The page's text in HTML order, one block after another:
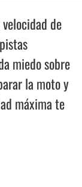
de
miedo sobre
la moto y
máxima te